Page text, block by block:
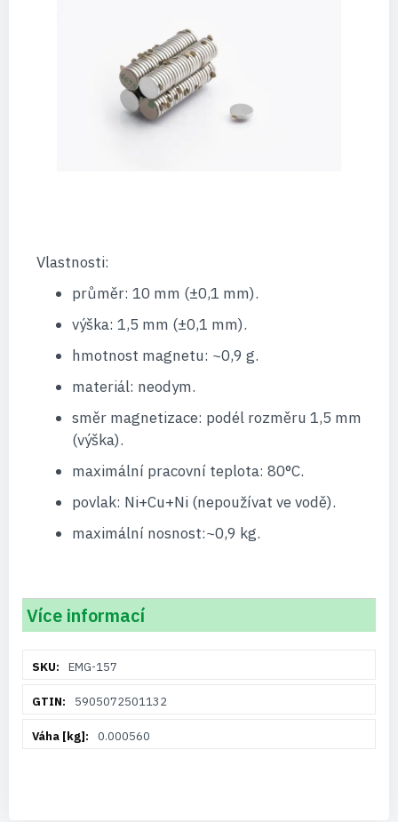
Vlastnosti:
průměr: 10 mm (±0,1 mm).
výška: 1,5 mm (±0,1 mm).
hmotnost magnetu: ~0,9 g.
materiál: neodym.
směr magnetizace: podél rozměru 1,5 mm
(výška).
maximální pracovní teplota: 80°C.
povlak: Ni+Cu+Ni (nepoužívat ve vodě).
maximální nosnost:~0,9 kg.
Více informací
informacíEMG-157
5905072501132
0.000560